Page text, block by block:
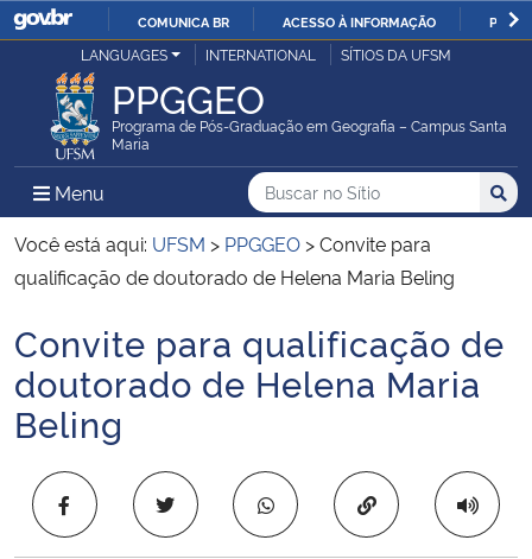
IR
O
COMUNICA BR ACESSO À INFORMAÇÃO
Ministério da Justiça e Segurança Pública
Ministério da Defesa
Ministério das Relações Exteriores
Ministério da Infraestrutura
Ministério da Agricultura, Pecuária e Abastecimento
Ministério da Educação
LANGUAGES INTERNATIONAL SÍTIOS DA UFSM
PPGGEO
Programa de Pós-Graduação em Geografia – Campus Santa
Maria
Menu Menu Principal do Sítio
Busca
Buscar no no Sítio
Busca:
Você está aqui: UFSM > PPGGEO >Convite para
qualificação de doutorado de Helena Maria Beling
Início do conteúdo
Convite para qualificação de
doutorado de Helena Maria
Beling
Copiar para área